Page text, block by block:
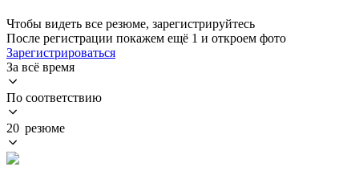
Чтобы видеть все резюме, зарегистрируйтесь
После регистрации покажем ещё 1 и откроем фото
Зарегистрироваться
За всё время
По соответствию
20 резюме